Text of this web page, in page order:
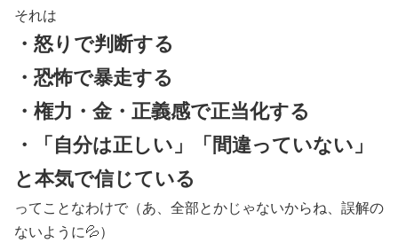
それは
・怒りで判断する
・恐怖で暴走する
・権力・金・正義感で正当化する
・「自分は正しい」「間違っていない」
と本気で信じている
ってことなわけで（あ、全部とかじゃないからね、誤解の
ないように💦）